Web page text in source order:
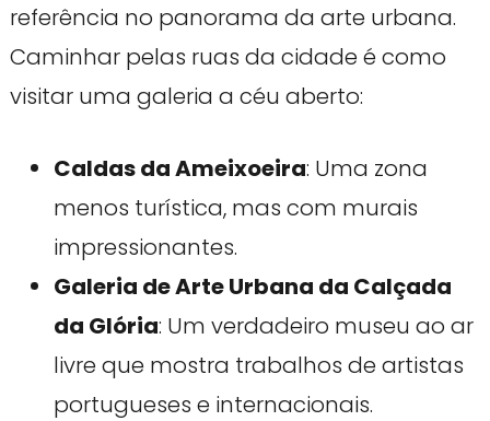
referência no panorama da arte urbana.
Caminhar pelas ruas da cidade é como
visitar uma galeria a céu aberto:
Caldas da Ameixoeira: Uma zona
menos turística, mas com murais
impressionantes.
Galeria de Arte Urbana da Calçada
da Glória: Um verdadeiro museu ao ar
livre que mostra trabalhos de artistas
portugueses e internacionais.